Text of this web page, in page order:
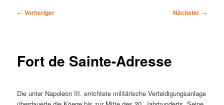
Beitragsnavigation
← Vorheriger Nächster →
Fort de Sainte-Adresse
Die unter Napoleon III. errichtete militärische Verteidigungsanlage